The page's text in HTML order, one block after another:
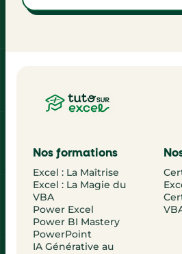
seul coup, avec de vraies
Nos formations
Excel : La Maîtrise
Excel : La Magie du
VBA
Power Excel
Power BI Mastery
PowerPoint
IA Générative au